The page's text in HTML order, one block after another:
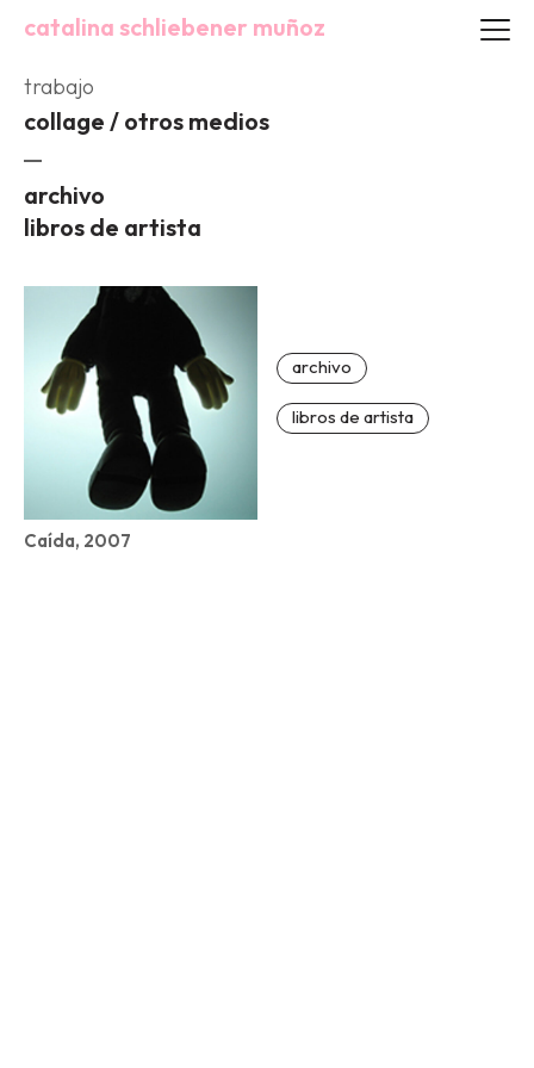
catalina schliebener muñoz
trabajo
collage / otros medios
archivo
libros de artista
Caída, 2007
archivo
libros de artista